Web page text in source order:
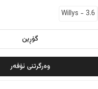
Willys - 3.6
گۆڕین
وەرگرتنی ئۆفەر